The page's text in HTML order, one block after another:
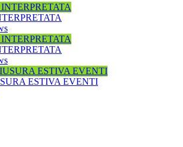
ESTIVA EVENTI